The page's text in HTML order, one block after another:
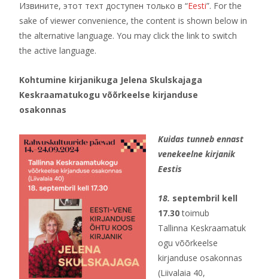
Извините, этот техт доступен только в “Eesti”. For the
sake of viewer convenience, the content is shown below in
the alternative language. You may click the link to switch
the active language.
Kohtumine kirjanikuga Jelena Skulskajaga
Keskraamatukogu võõrkeelse kirjanduse
osakonnas
Kuidas tunneb ennast
venekeelne kirjanik
Eestis
18. septembril kell
17.30toimub
Tallinna Keskraamatuk
ogu võõrkeelse
kirjanduse osakonnas
(Liivalaia 40,